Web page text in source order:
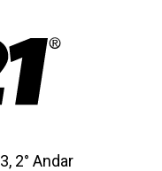
2° Andar